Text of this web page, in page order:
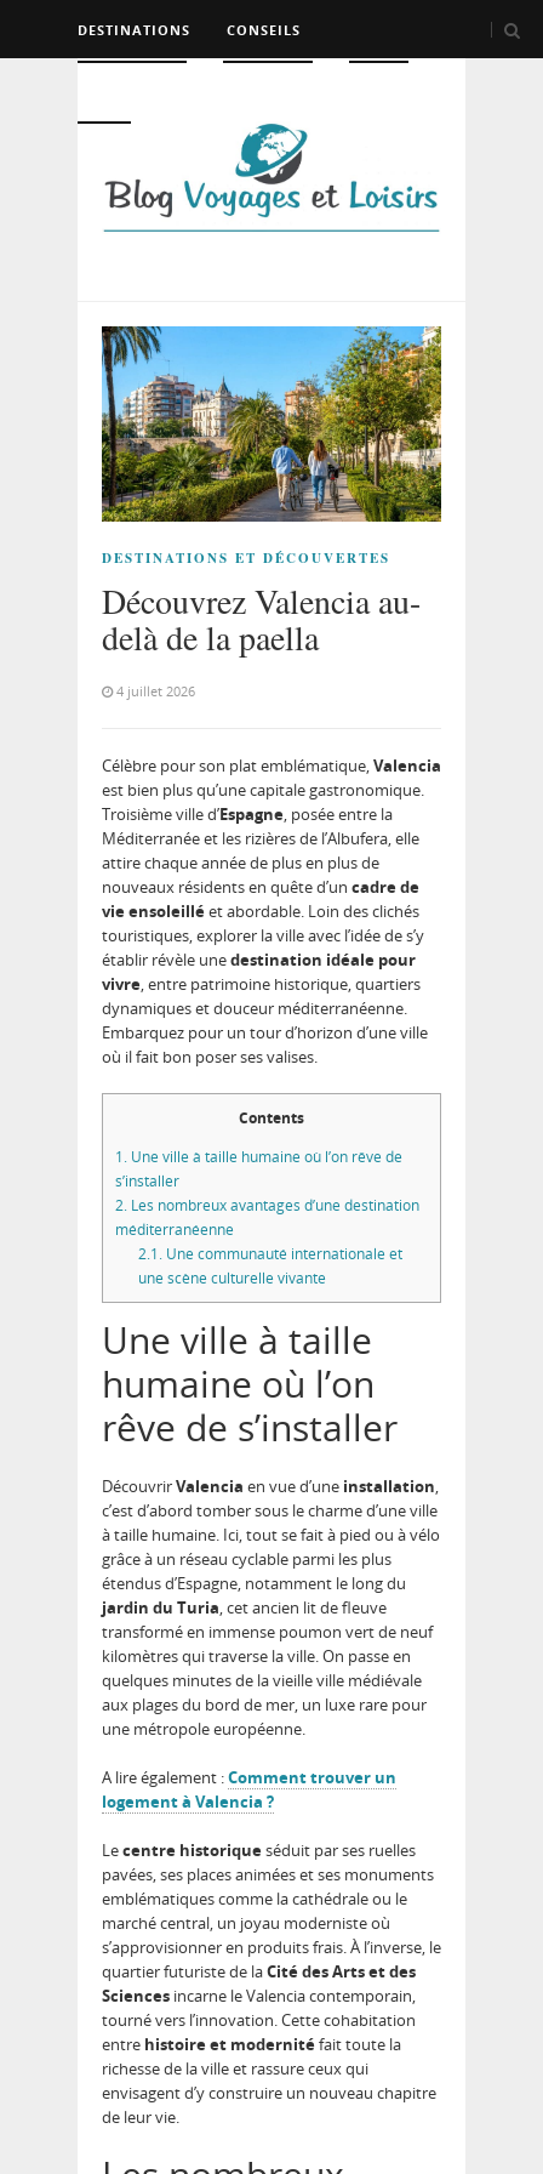
DESTINATIONS CONSEILS
DESTINATIONS ET DÉCOUVERTES
Découvrez Valencia au-
delà de la paella
4 juillet 2026
Célèbre pour son plat emblématique,Valencia
est bien plus qu’une capitale gastronomique.
Troisième ville d’Espagne, posée entre la
Méditerranée et les rizières de l’Albufera, elle
attire chaque année de plus en plus de
nouveaux résidents en quête d’un cadre de
vie ensoleilléet abordable. Loin des clichés
touristiques, explorer la ville avec l’idée de s’y
établir révèle unedestination idéale pour
vivre, entre patrimoine historique, quartiers
dynamiques et douceur méditerranéenne.
Embarquez pour un tour d’horizon d’une ville
où il fait bon poser ses valises.
Contents
1. Une ville à taille humaine où l’on rêve de
s’installer
2. Les nombreux avantages d’une destination
méditerranéenne
2.1.Une communauté internationale et
une scène culturelle vivante
Une ville à taille
humaine où l’on
rêve de s’installer
DécouvrirValencia en vue d’une installation,
c’est d’abord tomber sous le charme d’une ville
à taille humaine. Ici, tout se fait à pied ou à vélo
grâce à un réseau cyclable parmi les plus
étendus d’Espagne, notamment le long du
jardin du Turia, cet ancien lit de fleuve
transformé en immense poumon vert de neuf
kilomètres qui traverse la ville. On passe en
quelques minutes de la vieille ville médiévale
aux plages du bord de mer, un luxe rare pour
une métropole européenne.
A lire également :Comment trouver un
logement à Valencia ?
Lecentre historiqueséduit par ses ruelles
pavées, ses places animées et ses monuments
emblématiques comme la cathédrale ou le
marché central, un joyau moderniste où
s’approvisionner en produits frais. À l’inverse, le
quartier futuriste de laCité des Arts et des
Sciences incarne le Valencia contemporain,
tourné vers l’innovation. Cette cohabitation
entre histoire et modernitéfait toute la
richesse de la ville et rassure ceux qui
envisagent d’y construire un nouveau chapitre
de leur vie.